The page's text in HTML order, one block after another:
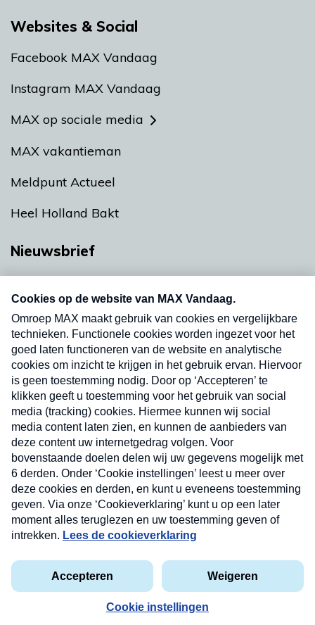
Websites & Social
Facebook MAX Vandaag
Instagram MAX Vandaag
MAX op sociale media
MAX vakantieman
Meldpunt Actueel
Heel Holland Bakt
Nieuwsbrief
nieuwsbrief. Elke vrijdag- en dinsdagochtend in
uw mailbox.
Verzend
Privacyverklaring
Cookieverklaring
Kwetsbaarheid melden
Copyright © 2026 MAX Vandaag - Omroep MAX
Nieuwsbrief
Neem hier een gratis abonnement op onze
nieuwsbrief. Elke vrijdag- en dinsdagochtend in uw